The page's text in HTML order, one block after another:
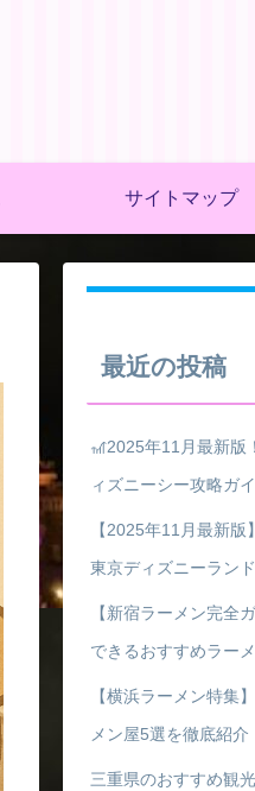
サイトマップ
最近の投稿
🎢2025年11月最新版
ィズニーシー攻略ガ
【2025年11月最新版
東京ディズニーラン
【新宿ラーメン完全
できるおすすめラー
【横浜ラーメン特集
メン屋5選を徹底紹介
三重県のおすすめ観